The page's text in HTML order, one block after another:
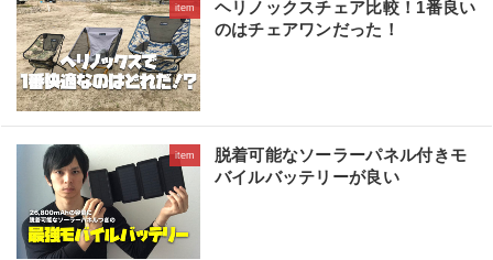
item
ヘリノックスチェア比較！1番良い
のはチェアワンだった！
item
脱着可能なソーラーパネル付きモ
バイルバッテリーが良い